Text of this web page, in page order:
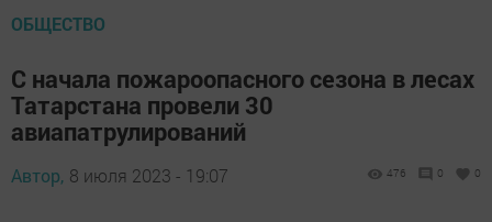
ОБЩЕСТВО
С начала пожароопасного сезона в лесах
Татарстана провели 30
авиапатрулирований
Автор, 8 июля 2023 - 19:07 476 0 0